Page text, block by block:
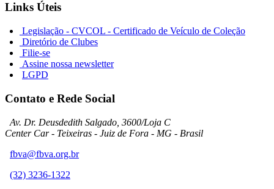
Links Úteis
Legislação - CVCOL - Certificado de Veículo de Coleção
Diretório de Clubes
Filie-se
Assine nossa newsletter
LGPD
Contato e Rede Social
Av. Dr. Deusdedith Salgado, 3600/Loja C
Center Car - Teixeiras - Juiz de Fora - MG - Brasil
fbva@fbva.org.br
(32) 3236-1322